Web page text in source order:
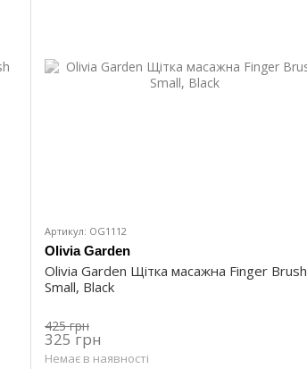
Артикул: OG1112
Olivia Garden
Olivia Garden Щітка масажна Finger Brush
Small, Black
425 грн
325 грн
Немає в наявності